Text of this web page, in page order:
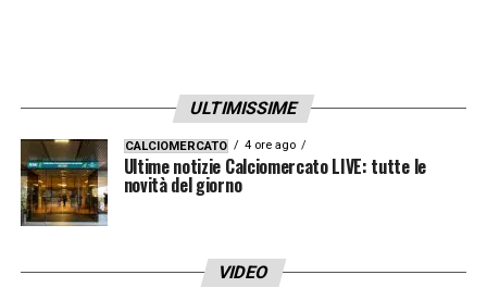
ULTIMISSIME
CALCIOMERCATO 4 ore ago
Ultime notizie Calciomercato LIVE: tutte le
novità del giorno
VIDEO